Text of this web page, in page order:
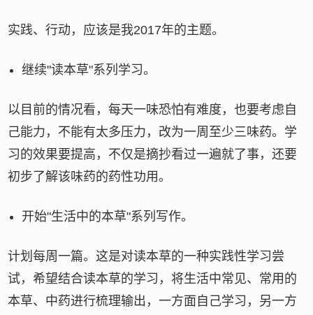
实践、行动，应该是我2017年的主题。
继续"读本草"系列学习。
以目前的情况看，每天一味恐怕有难度，也要考虑自
己能力，不能有太多压力，改为一周至少三味药。学
习的效果要提高，不仅是摘抄看过一遍就了事，还要
初步了解该味药的药性功用。
开始"生活中的本草"系列写作。
计划每周一篇。这是对读本草的一种实践性学习尝
试，希望结合读本草的学习，将生活中常见、常用的
本草、中药进行梳理输出，一方面自己学习，另一方